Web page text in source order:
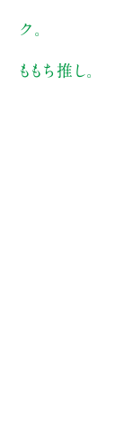
ク。
ももち推し。